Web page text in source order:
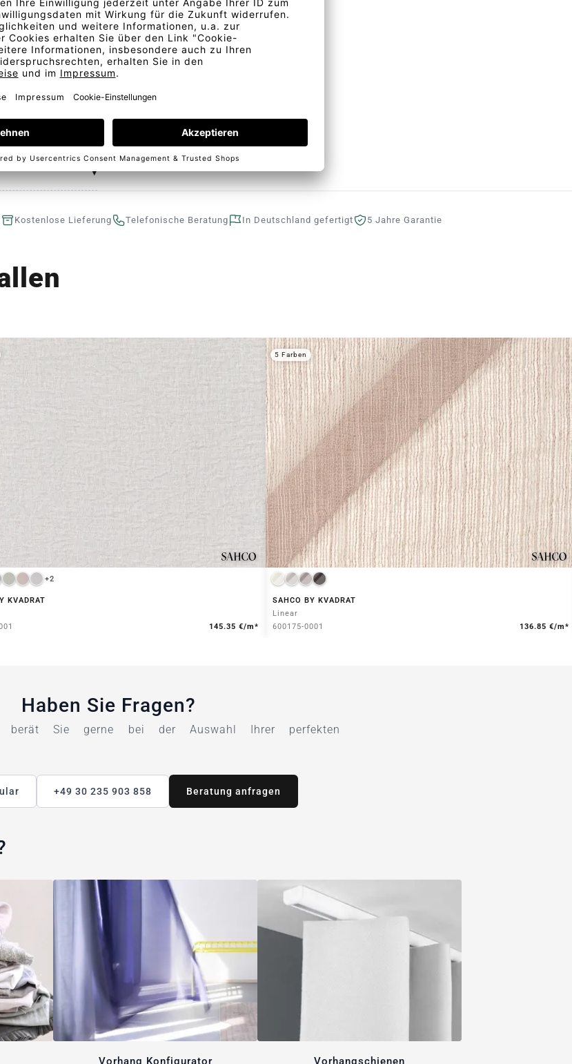
hat diese
anmutige
und Erdbraun mit
am besten ein
Kostenlose Lieferung Telefonische Beratung In Deutschland gefertigt 5 Jahre Garantie
+2
KVADRAT
145.35 €/m*
SAHCO BY KVADRAT
Linear
600175-0001
136.85 €/m*
5 Farben
Haben Sie Fragen?
berät Sie gerne bei der Auswahl Ihrer perfekten
+49 30 235 903 858 Beratung anfragen